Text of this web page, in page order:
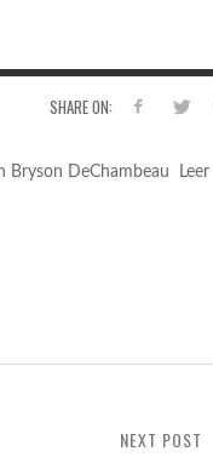
SHARE ON:
Bryson DeChambeau Leer
NEXT POST